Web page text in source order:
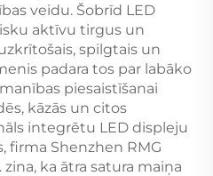
veidu. Šobrīd LED
aktīvu tirgus un
spilgtais un
padara tos par labāko
piesaistīšanai
kāzās un citos
integrētu LED displeju
firma Shenzhen RMG
ka ātra satura maiņa